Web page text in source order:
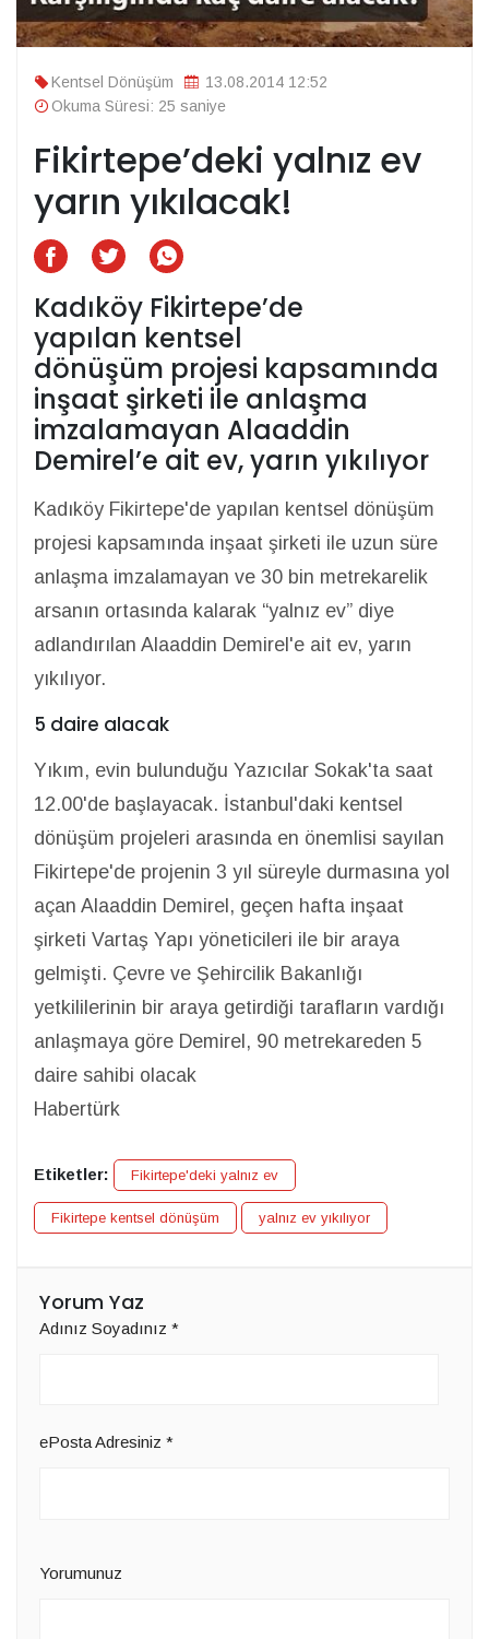
Kentsel Dönüşüm
13.08.2014 12:52
Okuma Süresi: 25 saniye
Fikirtepe’deki yalnız ev
yarın yıkılacak!
Kadıköy Fikirtepe’de
yapılan kentsel
dönüşüm projesi kapsamında
inşaat şirketi ile anlaşma
imzalamayan Alaaddin
Demirel’e ait ev, yarın yıkılıyor
Kadıköy Fikirtepe'de yapılan kentsel dönüşüm
projesi kapsamında inşaat şirketi ile uzun süre
anlaşma imzalamayan ve 30 bin metrekarelik
arsanın ortasında kalarak “yalnız ev” diye
adlandırılan Alaaddin Demirel'e ait ev, yarın
yıkılıyor.
5 daire alacak
Yıkım, evin bulunduğu Yazıcılar Sokak'ta saat
12.00'de başlayacak. İstanbul'daki kentsel
dönüşüm projeleri arasında en önemlisi sayılan
Fikirtepe'de projenin 3 yıl süreyle durmasına yol
açan Alaaddin Demirel, geçen hafta inşaat
şirketi Vartaş Yapı yöneticileri ile bir araya
gelmişti. Çevre ve Şehircilik Bakanlığı
yetkililerinin bir araya getirdiği tarafların vardığı
anlaşmaya göre Demirel, 90 metrekareden 5
daire sahibi olacak
Habertürk
Etiketler: Fikirtepe'deki yalnız ev
Fikirtepe kentsel dönüşüm yalnız ev yıkılıyor
Yorum Yaz
Adınız Soyadınız *
ePosta Adresiniz *
Yorumunuz